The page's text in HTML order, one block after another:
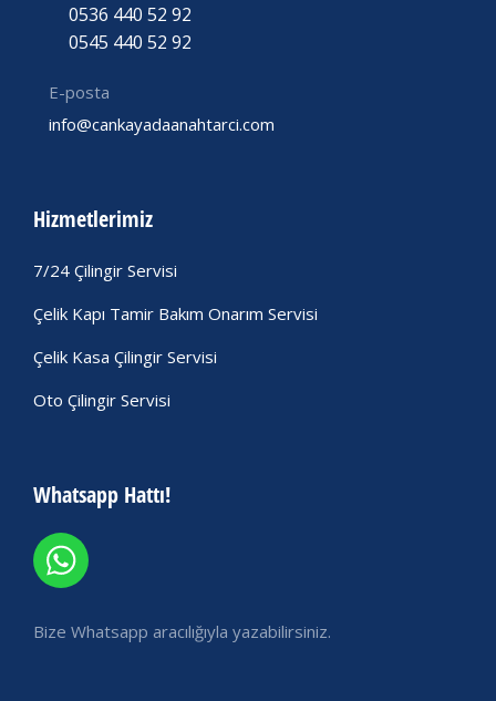
0536 440 52 92
0545 440 52 92
E-posta
info@cankayadaanahtarci.com
Hizmetlerimiz
7/24 Çilingir Servisi
Çelik Kapı Tamir Bakım Onarım Servisi
Çelik Kasa Çilingir Servisi
Oto Çilingir Servisi
Whatsapp Hattı!
Bize Whatsapp aracılığıyla yazabilirsiniz.